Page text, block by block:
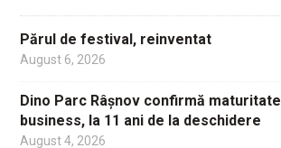
Părul de festival, reinventat
August 6, 2026
Dino Parc Râșnov confirmă
business, la 11 ani de la deschidere
August 4, 2026